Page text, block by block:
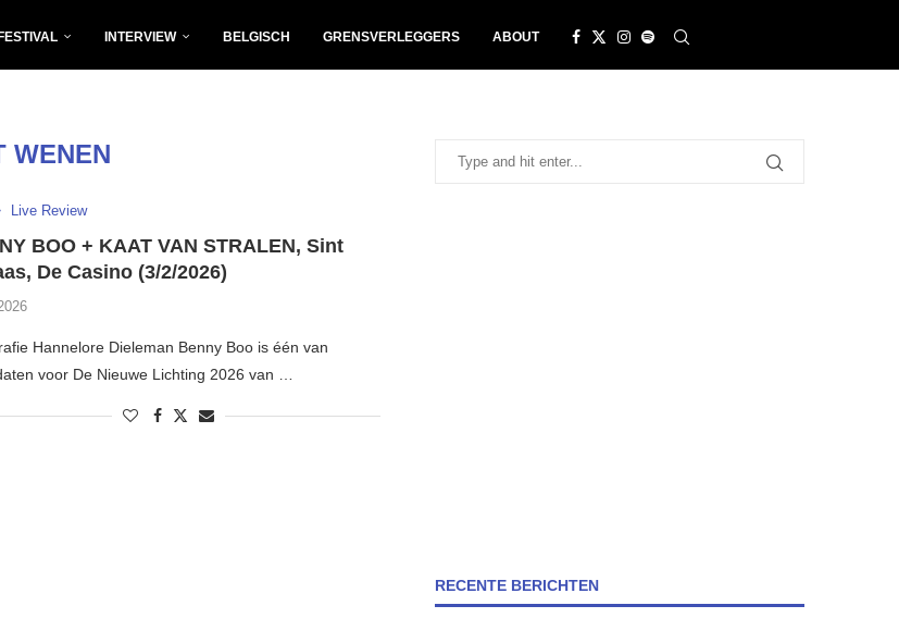
FESTIVAL INTERVIEW BELGISCH GRENSVERLEGGERS ABOUT
WENEN
Live Review
BOO + KAAT VAN STRALEN, Sint
De Casino (3/2/2026)
Hannelore Dieleman Benny Boo is één van
voor De Nieuwe Lichting 2026 van …
RECENTE BERICHTEN